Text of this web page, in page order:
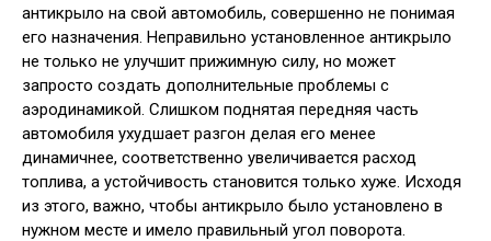
антикрыло на свой автомобиль, совершенно не понимая
его назначения. Неправильно установленное антикрыло
не только не улучшит прижимную силу, но может
запросто создать дополнительные проблемы с
аэродинамикой. Слишком поднятая передняя часть
автомобиля ухудшает разгон делая его менее
динамичнее, соответственно увеличивается расход
топлива, а устойчивость становится только хуже. Исходя
из этого, важно, чтобы антикрыло было установлено в
нужном месте и имело правильный угол поворота.